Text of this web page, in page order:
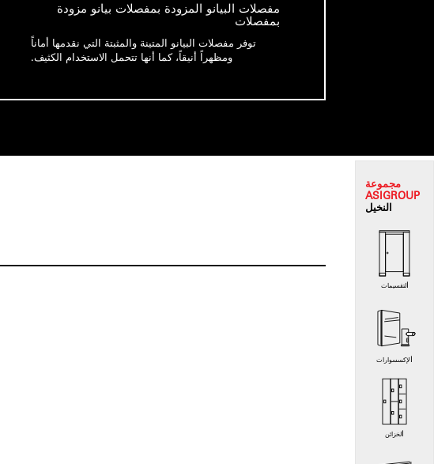
مفصلات البيانو المزودة بمفصلات بيانو مزودة
بمفصلات
توفر مفصلات البيانو المتينة والمثبتة التي نقدمها أماناً
ومظهراً أنيقاً، كما أنها تتحمل الاستخدام الكثيف.
مجموعة
ASIGROUP
النخيل
التقسيمات
الإكسسوارات
الخزائن